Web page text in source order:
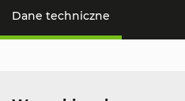
Dane techniczne